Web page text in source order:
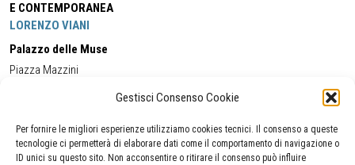
Gestisci Consenso Cookie
Per fornire le migliori esperienze utilizziamo cookies tecnici. Il consenso a queste
tecnologie ci permetterà di elaborare dati come il comportamento di navigazione o
ID unici su questo sito. Non acconsentire o ritirare il consenso può influire
E CONTEMPORANEA
LORENZO VIANI
Palazzo delle Muse
Piazza Mazzini
Cell:+39 338 5714978 (orario apertura Galleria)
Tel:
+39 0584 944580
(orario 09.00/13.00)
Email:gamc@comune.viareggio.lu.it